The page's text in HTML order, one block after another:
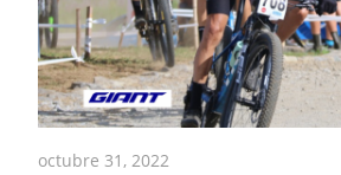
octubre 31, 2022